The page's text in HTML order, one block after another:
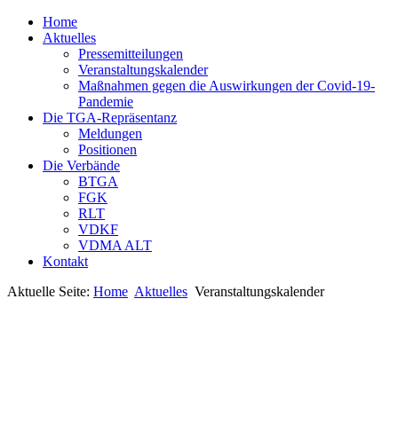
Home
Aktuelles
Pressemitteilungen
Veranstaltungskalender
Maßnahmen gegen die Auswirkungen der Covid-19-
Pandemie
Die TGA-Repräsentanz
Meldungen
Positionen
Die Verbände
BTGA
FGK
RLT
VDKF
VDMA ALT
Kontakt
Aktuelle Seite: Home Aktuelles Veranstaltungskalender